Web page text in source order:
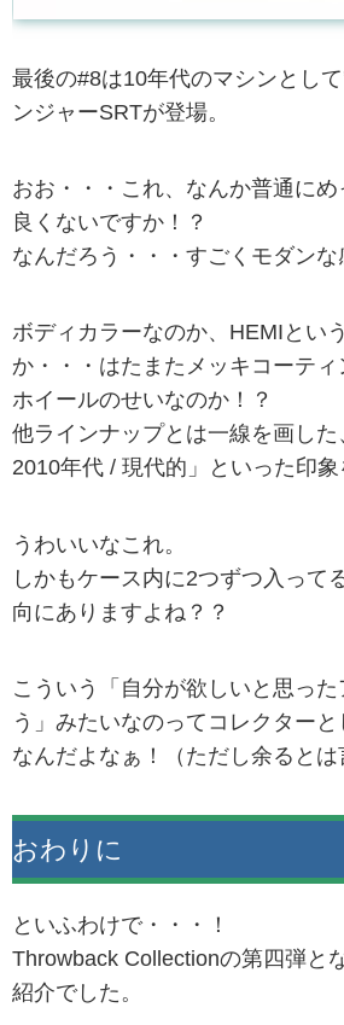
最後の#8は10年代のマシンとし
ンジャーSRTが登場。
おお・・・これ、なんか普通にめ
良くないですか！？
なんだろう・・・すごくモダンな
ボディカラーなのか、HEMIとい
か・・・はたまたメッキコーテ
ホイールのせいなのか！？
他ラインナップとは一線を画し
2010年代 / 現代的」といった印象
うわいいなこれ。
しかもケース内に2つずつ入って
向にありますよね？？
こういう「自分が欲しいと思っ
う」みたいなのってコレクター
なんだよなぁ！（ただし余るとは
おわりに
といふわけで・・・！
Throwback Collectionの第四弾と
紹介でした。